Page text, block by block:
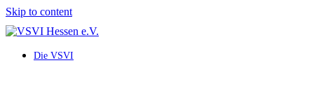
Skip to content
Die VSVI